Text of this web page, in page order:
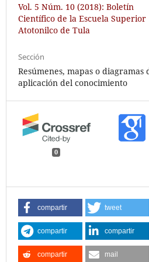
Vol. 5 Núm. 10 (2018): Boletín
Científico de la Escuela Superior
Atotonilco de Tula
Sección
Resúmenes, mapas o diagramas
aplicación del conocimiento
0
compartir tweet
compartir compartir
compartir mail